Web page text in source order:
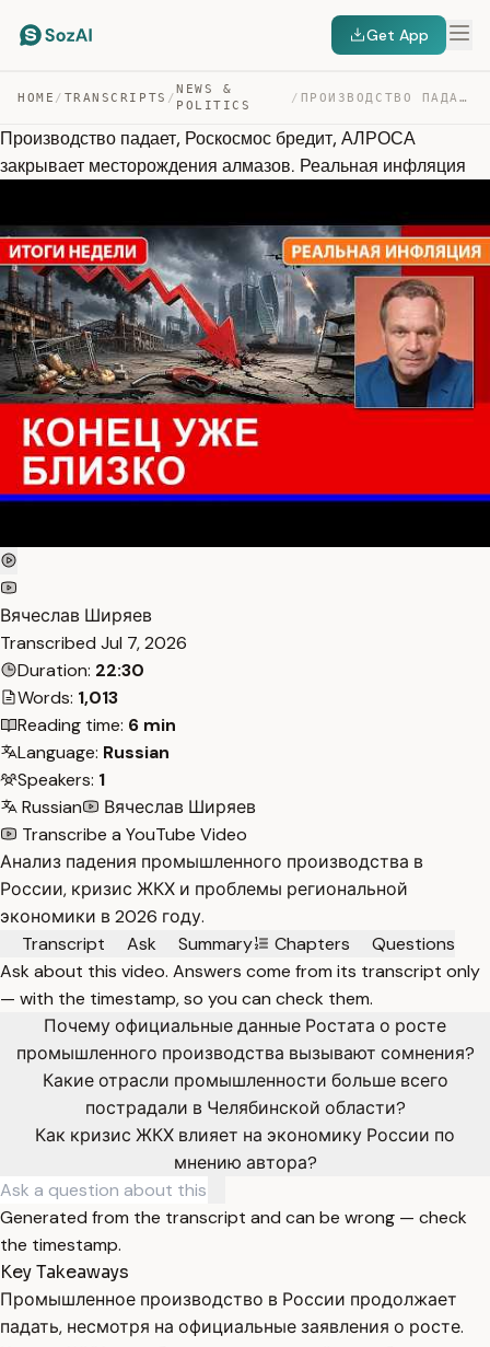
Get App
HOME / TRANSCRIPTS /
NEWS &
POLITICS
/ ПРОИЗВОДСТВО ПАДАЕТ, РОСКОСМОС БРЕДИТ, АЛРОСА ЗАКРЫВАЕТ… — TRANSCRIPT
Производство падает, Роскосмос бредит, АЛРОСА
закрывает месторождения алмазов. Реальная инфляция
Вячеслав Ширяев
Transcribed Jul 7, 2026
Duration: 22:30
Words: 1,013
Reading time: 6 min
Language: Russian
Speakers: 1
Russian
Вячеслав Ширяев
Transcribe a YouTube Video
Анализ падения промышленного производства в
России, кризис ЖКХ и проблемы региональной
экономики в 2026 году.
Transcript
Ask Summary Chapters
Questions
Ask about this video. Answers come from its transcript only
— with the timestamp, so you can check them.
Почему официальные данные Ростата о росте
промышленного производства вызывают сомнения?
Какие отрасли промышленности больше всего
пострадали в Челябинской области?
Как кризис ЖКХ влияет на экономику России по
мнению автора?
Generated from the transcript and can be wrong — check
the timestamp.
Key Takeaways
Промышленное производство в России продолжает
падать, несмотря на официальные заявления о росте.